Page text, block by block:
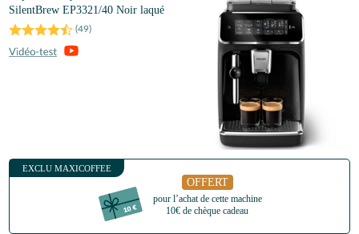
SilentBrew EP3321/40 Noir laqué
(49)
EXCLU MAXICOFFEE
OFFERT
pour l’achat de cette machine
10€ de chèque cadeau